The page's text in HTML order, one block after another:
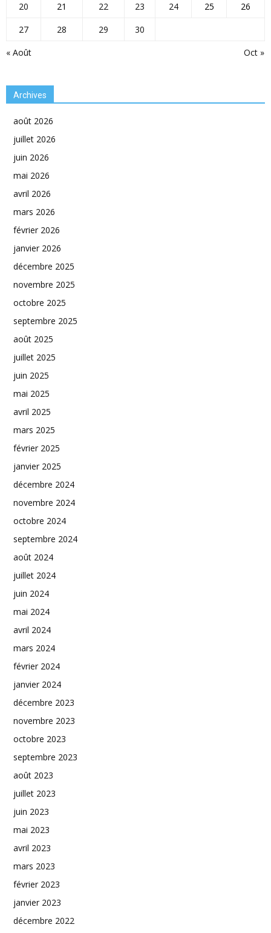
« Août Oct »
20
21 22 23 24 25
26
27
28 29 30
Archives
août 2026
juillet 2026
juin 2026
mai 2026
avril 2026
mars 2026
février 2026
janvier 2026
décembre 2025
novembre 2025
octobre 2025
septembre 2025
août 2025
juillet 2025
juin 2025
mai 2025
avril 2025
mars 2025
février 2025
janvier 2025
décembre 2024
novembre 2024
octobre 2024
septembre 2024
août 2024
juillet 2024
juin 2024
mai 2024
avril 2024
mars 2024
février 2024
janvier 2024
décembre 2023
novembre 2023
octobre 2023
septembre 2023
août 2023
juillet 2023
juin 2023
mai 2023
avril 2023
mars 2023
février 2023
janvier 2023
décembre 2022